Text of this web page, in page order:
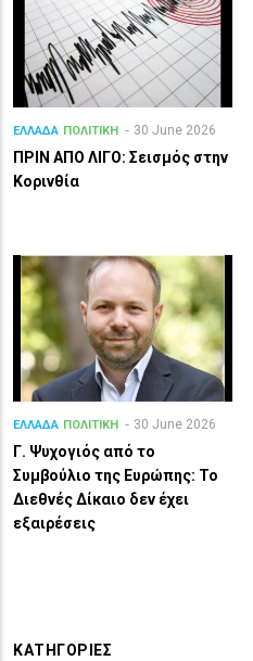
ΕΛΛΑΔΑ ΠΟΛΙΤΙΚΗ 30 June 2026
ΠΡΙΝ ΑΠΟ ΛΙΓO: Σεισμός στην
Κορινθία
ΕΛΛΑΔΑ ΠΟΛΙΤΙΚΗ 30 June 2026
Γ. Ψυχογιός από το
Συμβούλιο της Ευρώπης: Το
Διεθνές Δίκαιο δεν έχει
εξαιρέσεις
ΚΑΤΗΓΟΡΊΕΣ